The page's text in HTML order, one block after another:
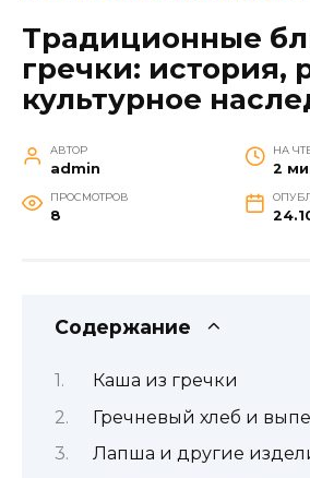
Традиционные
гречки: история,
культурное
АВТОР
admin
НА
2
ПРОСМОТРОВ
8
Содержание
Каша из гречки
Гречневый хлеб и
Лапша и другие